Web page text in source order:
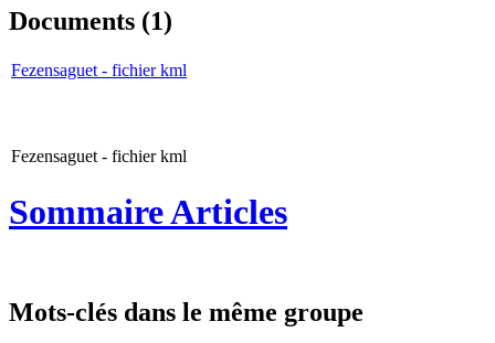
Documents (1)
Fezensaguet - fichier kml
Fezensaguet - fichier kml
Sommaire Articles
Mots-clés dans le même groupe